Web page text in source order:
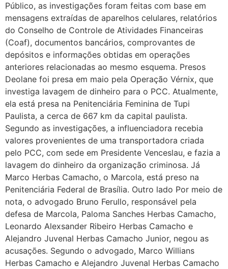
Público, as investigações foram feitas com base em
mensagens extraídas de aparelhos celulares, relatórios
do Conselho de Controle de Atividades Financeiras
(Coaf), documentos bancários, comprovantes de
depósitos e informações obtidas em operações
anteriores relacionadas ao mesmo esquema. Presos
Deolane foi presa em maio pela Operação Vérnix, que
investiga lavagem de dinheiro para o PCC. Atualmente,
ela está presa na Penitenciária Feminina de Tupi
Paulista, a cerca de 667 km da capital paulista.
Segundo as investigações, a influenciadora recebia
valores provenientes de uma transportadora criada
pelo PCC, com sede em Presidente Venceslau, e fazia a
lavagem do dinheiro da organização criminosa. Já
Marco Herbas Camacho, o Marcola, está preso na
Penitenciária Federal de Brasília. Outro lado Por meio de
nota, o advogado Bruno Ferullo, responsável pela
defesa de Marcola, Paloma Sanches Herbas Camacho,
Leonardo Alexsander Ribeiro Herbas Camacho e
Alejandro Juvenal Herbas Camacho Junior, negou as
acusações. Segundo o advogado, Marco Willians
Herbas Camacho e Alejandro Juvenal Herbas Camacho